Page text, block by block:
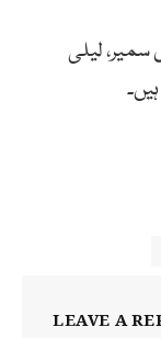
لیلی
LEAVE A